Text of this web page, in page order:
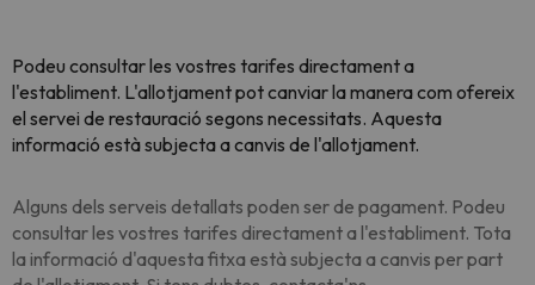
Podeu consultar les vostres tarifes directament a
l'establiment. L'allotjament pot canviar la manera com ofereix
el servei de restauració segons necessitats. Aquesta
informació està subjecta a canvis de l'allotjament.
Alguns dels serveis detallats poden ser de pagament. Podeu
consultar les vostres tarifes directament a l'establiment. Tota
la informació d'aquesta fitxa està subjecta a canvis per part